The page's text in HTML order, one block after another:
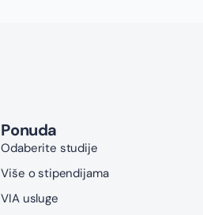
Ponuda
Odaberite studije
Više o stipendijama
VIA usluge